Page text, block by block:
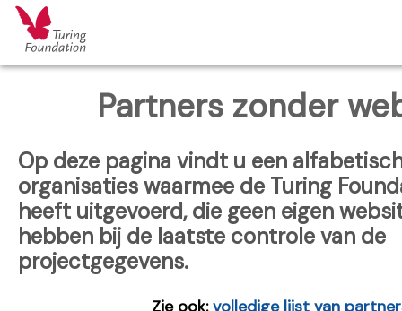
Partners zonder
Op deze pagina vindt u een
organisaties waarmee de Turing
heeft uitgevoerd, die geen eigen
hebben bij de laatste controle van de
projectgegevens.